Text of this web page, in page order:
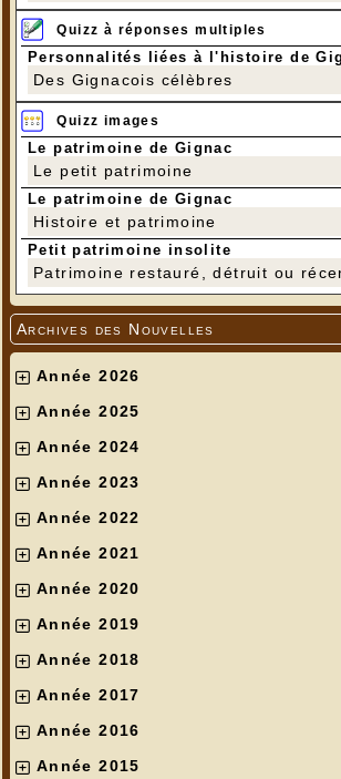
Quizz à réponses multiples
Personnalités liées à l'histoire de
Des Gignacois célèbres
Quizz images
Le patrimoine de Gignac
Le petit patrimoine
Le patrimoine de Gignac
Histoire et patrimoine
Petit patrimoine insolite
Patrimoine restauré, détruit ou
Archives des Nouvelles
Année 2026
Année 2025
Année 2024
Année 2023
Année 2022
Année 2021
Année 2020
Année 2019
Année 2018
Année 2017
Année 2016
Année 2015